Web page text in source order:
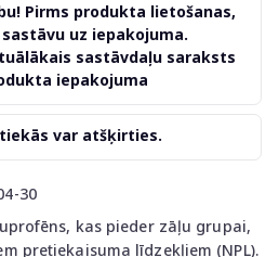
30
kas pieder zāļu grupai,
pretiekaisuma līdzekļiem (NPL).
Pirms produkta lietošanas,
uz iepakojuma.
sastāvdaļu saraksts
iepakojuma
var atšķirties.